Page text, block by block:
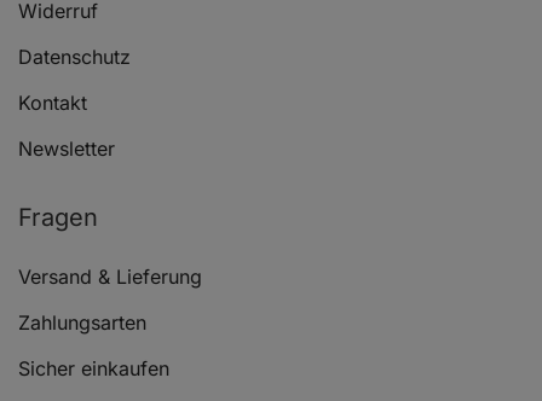
Widerruf
Datenschutz
Kontakt
Newsletter
Fragen
Versand & Lieferung
Zahlungsarten
Sicher einkaufen